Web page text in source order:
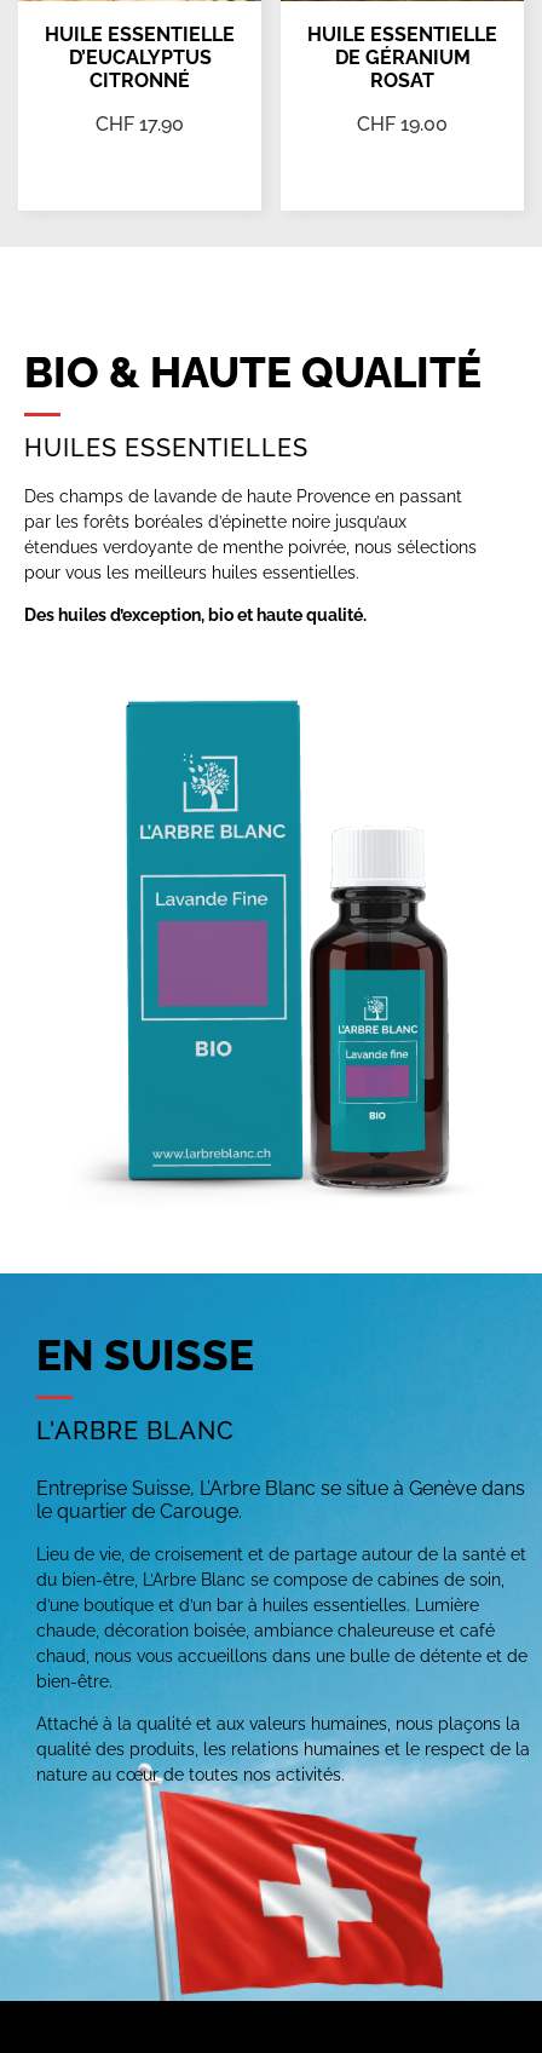
HUILE ESSENTIELLE
D’EUCALYPTUS
CITRONNÉ
CHF 17.90
HUILE ESSENTIELLE
DE GÉRANIUM
ROSAT
CHF 19.00
BIO & HAUTE QUALITÉ
HUILES ESSENTIELLES
Des champs de lavande de haute Provence en passant
par les forêts boréales d’épinette noire jusqu’aux
étendues verdoyante de menthe poivrée, nous sélections
pour vous les meilleurs huiles essentielles.
Des huiles d’exception, bio et haute qualité.
EN SUISSE
L'ARBRE BLANC
Entreprise Suisse, L’Arbre Blanc se situe à Genève dans
le quartier de Carouge.
Lieu de vie, de croisement et de partage autour de la santé et
du bien-être, L’Arbre Blanc se compose de cabines de soin,
d’une boutique et d’un bar à huiles essentielles. Lumière
chaude, décoration boisée, ambiance chaleureuse et café
chaud, nous vous accueillons dans une bulle de détente et de
bien-être.
Attaché à la qualité et aux valeurs humaines, nous plaçons la
qualité des produits, les relations humaines et le respect de la
nature au cœur de toutes nos activités.